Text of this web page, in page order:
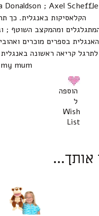
הקלאסיקות באנגלית. כך
ומהמקצב השוטף ;
האנגלית בספרים מוכרים
mum!
הוספה
ל
Wish
List
אותך...